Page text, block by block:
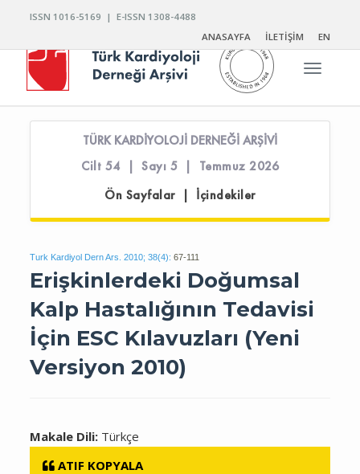
ISSN 1016-5169 | E-ISSN 1308-4488
ANASAYFA
İLETİŞİM EN
Toggle
TÜRK KARDİYOLOJİ DERNEĞİ ARŞİVİ
Cilt 54 | Sayı 5 | Temmuz 2026
Ön Sayfalar | İçindekiler
Turk Kardiyol Dern Ars. 2010; 38(4): 67-111
Erişkinlerdeki Doğumsal
Kalp Hastalığının Tedavisi
İçin ESC Kılavuzları (Yeni
Versiyon 2010)
Makale Dili: Türkçe
ATIF KOPYALA